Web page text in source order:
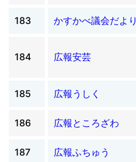
183 かすかべ議会だより
184 広報安芸
185 広報うしく
186 広報ところざわ
187 広報ふちゅう